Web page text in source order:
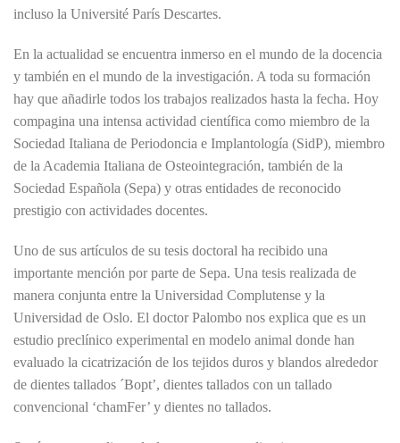
incluso la Université París Descartes.
En la actualidad se encuentra inmerso en el mundo de la docencia
y también en el mundo de la investigación. A toda su formación
hay que añadirle todos los trabajos realizados hasta la fecha. Hoy
compagina una intensa actividad científica como miembro de la
Sociedad Italiana de Periodoncia e Implantología (SidP), miembro
de la Academia Italiana de Osteointegración, también de la
Sociedad Española (Sepa) y otras entidades de reconocido
prestigio con actividades docentes.
Uno de sus artículos de su tesis doctoral ha recibido una
importante mención por parte de Sepa. Una tesis realizada de
manera conjunta entre la Universidad Complutense y la
Universidad de Oslo. El doctor Palombo nos explica que es un
estudio preclínico experimental en modelo animal donde han
evaluado la cicatrización de los tejidos duros y blandos alrededor
de dientes tallados ´Bopt’, dientes tallados con un tallado
convencional ‘chamFer’ y dientes no tallados.